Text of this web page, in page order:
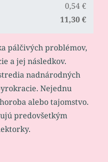
0,54 €
11,30 €
pálčivých problémov,
a jej následkov.
nadnárodných
Nejednu
alebo tajomstvo.
predovšetkým